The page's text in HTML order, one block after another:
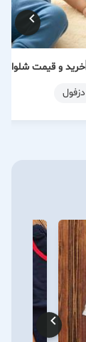
خرید و قیمت شلوار
دزفول